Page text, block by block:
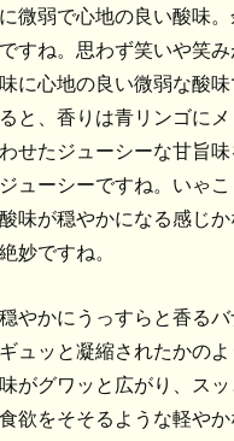
微弱で心地の良い酸味
すね。思わず笑いや笑
に心地の良い微弱な酸
と、香りは青リンゴに
せたジューシーな甘旨
ューシーですね。いゃ
味が穏やかになる感じ
妙ですね。
やかにうっすらと香る
ュッと凝縮されたかの
がグワッと広がり、ス
欲をそそるような軽や